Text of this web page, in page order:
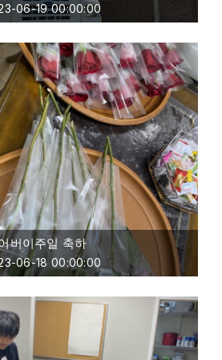
06-19 00:00:00
버이주일 축하
06-18 00:00:00